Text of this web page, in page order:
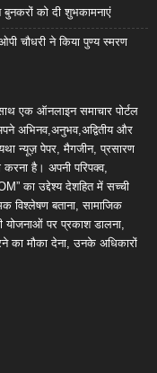
बुनकरों को दी शुभकामनाएं
चौधरी ने किया पुण्य स्मरण
एक ऑनलाइन समाचार पोर्टल
अभिनव,अनुभव,अद्वितीय और
न्यूज़ पेपर, मैगजीन, प्रसारण
है। अपनी परिपक्व,
का उद्देश्य देशहित में सच्ची
विश्लेषण बताना, सामाजिक
पर प्रकाश डालना,
का मौका देना, उनके अधिकारों